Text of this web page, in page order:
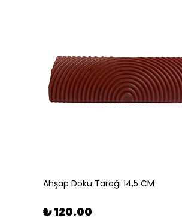
Ahşap Doku Tarağı 14,5 CM
₺ 120.00